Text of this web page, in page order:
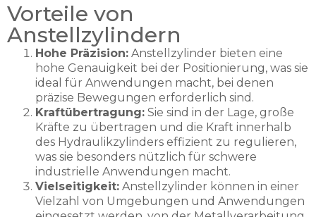
Vorteile von
Anstellzylindern
Hohe Präzision: Anstellzylinder bieten eine
hohe Genauigkeit bei der Positionierung, was sie
ideal für Anwendungen macht, bei denen
präzise Bewegungen erforderlich sind.
Kraftübertragung: Sie sind in der Lage, große
Kräfte zu übertragen und die Kraft innerhalb
des Hydraulikzylinders effizient zu regulieren,
was sie besonders nützlich für schwere
industrielle Anwendungen macht.
Vielseitigkeit: Anstellzylinder können in einer
Vielzahl von Umgebungen und Anwendungen